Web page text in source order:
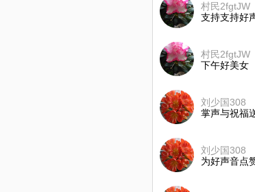
村民2fgtJW
支持支持好
村民2fgtJW
下午好美女
刘少国308
掌声与祝福
刘少国308
为好声音点